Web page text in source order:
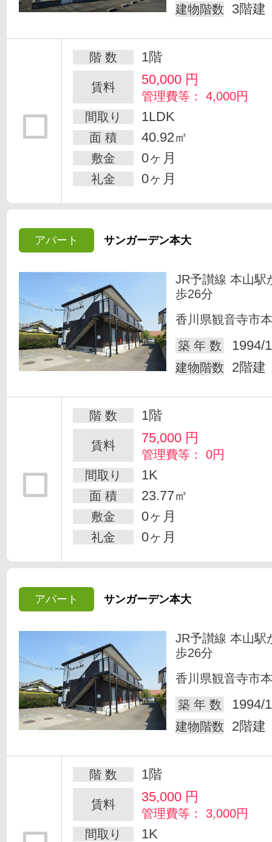
建物階数 3階建
階 数 1階
賃料 50,000 円
管理費等： 4,000円
間取り
1LDK
面 積 40.92㎡
敷金 0ヶ月
礼金 0ヶ月
アパート サンガーデン本大
JR予讃線 本山駅
歩26分
香川県観音寺市
築 年 数
1994/
建物階数 2階建
階 数 1階
賃料 75,000 円
管理費等： 0円
間取り
1K
面 積 23.77㎡
敷金 0ヶ月
礼金 0ヶ月
アパート サンガーデン本大
JR予讃線 本山駅
歩26分
香川県観音寺市
築 年 数
1994/
建物階数 2階建
階 数 1階
賃料 35,000 円
管理費等： 3,000円
間取り
1K